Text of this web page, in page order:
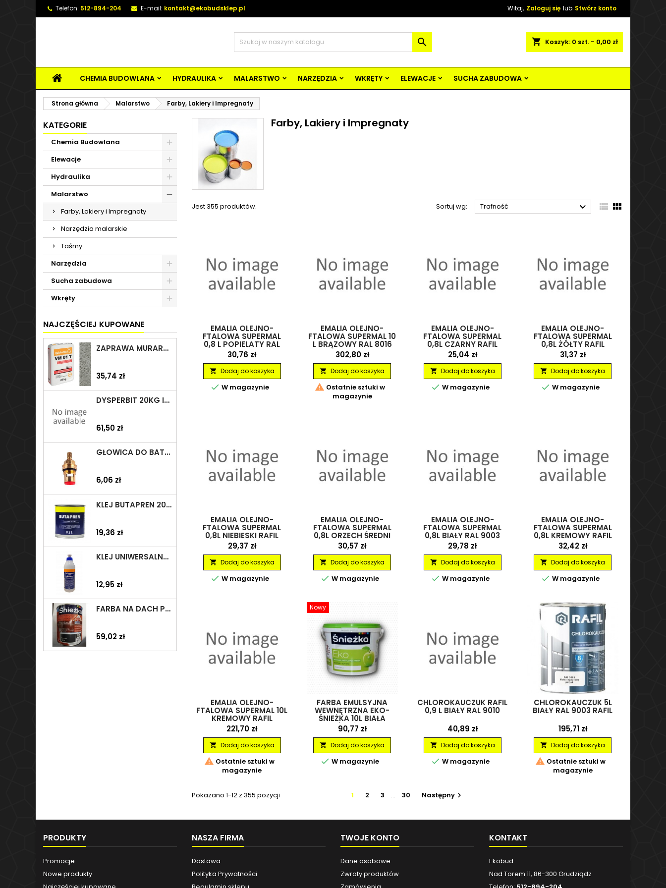
Telefon: 512-894-204 E-mail: kontakt@ekobudsklep.pl Witaj, Zaloguj się lub Stwórz konto
shopping_cart Koszyk: 0 szt. - 0,00 zł

CHEMIA BUDOWLANA HYDRAULIKA MALARSTWO NARZĘDZIA WKRĘTY ELEWACJE SUCHA ZABUDOWA
Strona główna Malarstwo Farby, Lakiery i Impregnaty
KATEGORIE
Chemia Budowlana
Elewacje
Hydraulika
Malarstwo
Farby, Lakiery i Impregnaty
Narzędzia malarskie
Taśmy
Narzędzia
Sucha zabudowa
Wkręty
NAJCZĘŚCIEJ KUPOWANE
ZAPRAWA MURARSKA VM 01 T 25KG SZARA QUICK-MIX
Cena
35,74 zł
DYSPERBIT 20KG IZOHAN/TES
Cena
61,50 zł
GŁOWICA DO BATERII 1/2" CERAMICZNA 6930Y ZXC/ARKA/AKCES
Cena
6,06 zł
KLEJ BUTAPREN 200ML TYTAN
Cena
19,36 zł
KLEJ UNIWERSALNY POLIMEROWY 225ML SELENA
Cena
12,95 zł
FARBA NA DACH POLIWINYL R 7024 SZARA GRAFIT 0,75L ŚNIEŻKA
Cena
59,02 zł
Farby, Lakiery i Impregnaty
Jest 355 produktów. Sortuj wg: Trafność   
EMALIA OLEJNO-
FTALOWA SUPERMAL
0,8 L POPIELATY RAL
7023 MAT RAFIL
Cena
30,76 zł
 Dodaj do koszyka
 W magazynie
EMALIA OLEJNO-
FTALOWA SUPERMAL 10
L BRĄZOWY RAL 8016
RAFIL
Cena
302,80 zł
 Dodaj do koszyka
 Ostatnie sztuki w
magazynie
EMALIA OLEJNO-
FTALOWA SUPERMAL
0,8L CZARNY RAFIL
Cena
25,04 zł
 Dodaj do koszyka
 W magazynie
EMALIA OLEJNO-
FTALOWA SUPERMAL
0,8L ŻÓŁTY RAFIL
Cena
31,37 zł
 Dodaj do koszyka
 W magazynie
EMALIA OLEJNO-
FTALOWA SUPERMAL
0,8L NIEBIESKI RAFIL
Cena
29,37 zł
 Dodaj do koszyka
 W magazynie
EMALIA OLEJNO-
FTALOWA SUPERMAL
0,8L ORZECH ŚREDNI
RAL 8002 MAT RAFIL
Cena
30,57 zł
 Dodaj do koszyka
 W magazynie
EMALIA OLEJNO-
FTALOWA SUPERMAL
0,8L BIAŁY RAL 9003
RAFIL
Cena
29,78 zł
 Dodaj do koszyka
 W magazynie
EMALIA OLEJNO-
FTALOWA SUPERMAL
0,8L KREMOWY RAFIL
Cena
32,42 zł
 Dodaj do koszyka
 W magazynie
EMALIA OLEJNO-
FTALOWA SUPERMAL 10L
KREMOWY RAFIL
Cena
221,70 zł
 Dodaj do koszyka
 Ostatnie sztuki w
magazynie
Nowy
FARBA EMULSYJNA
WEWNĘTRZNA EKO-
ŚNIEŻKA 10L BIAŁA
ŚNIEŻKA
Cena
90,77 zł
 Dodaj do koszyka
 W magazynie
CHLOROKAUCZUK RAFIL
0,9 L BIAŁY RAL 9010
Cena
40,89 zł
 Dodaj do koszyka
 W magazynie
CHLOROKAUCZUK 5L
BIAŁY RAL 9003 RAFIL
Cena
195,71 zł
 Dodaj do koszyka
 Ostatnie sztuki w
magazynie
Pokazano 1-12 z 355 pozycji 1 2 3 … 30 Następny
PRODUKTY
Promocje
Nowe produkty
NASZA FIRMA
Dostawa
Polityka Prywatności
TWOJE KONTO
Dane osobowe
Zwroty produktów
KONTAKT
Ekobud
Nad Torem 11, 86-300 Grudziądz